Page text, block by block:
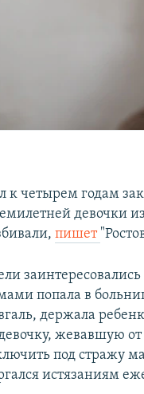
к четырем годам
девочки
пишет
попала в
держала
жевавшую от
под стражу
истязаниям